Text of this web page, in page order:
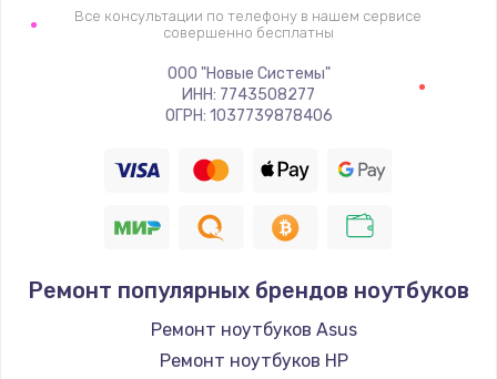
Все консультации по телефону в нашем сервисе
совершенно бесплатны
ООО "Новые Системы"
ИНН: 7743508277
ОГРН: 1037739878406
Ремонт популярных брендов ноутбуков
Ремонт ноутбуков Asus
Ремонт ноутбуков HP